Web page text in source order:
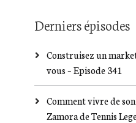
Derniers épisodes
Construisez un
vous – Episode 341
Comment vivre de
Zamora de Tennis